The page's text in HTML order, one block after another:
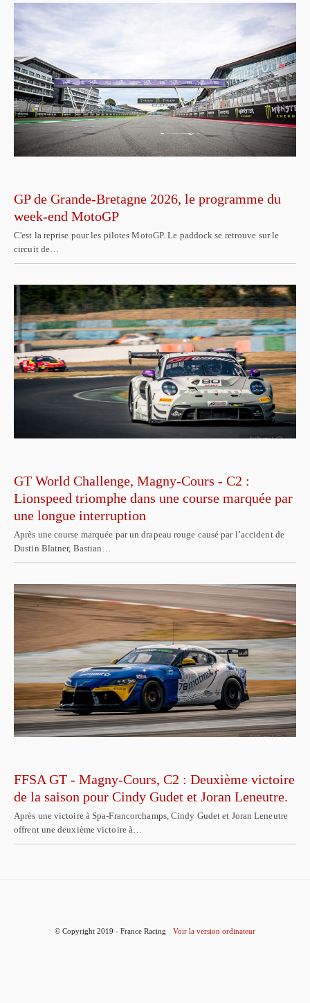
GP de Grande-Bretagne 2026, le programme du
week-end MotoGP
C'est la reprise pour les pilotes MotoGP. Le paddock se retrouve sur le
circuit de…
GT World Challenge, Magny-Cours - C2 :
Lionspeed triomphe dans une course marquée par
une longue interruption
Après une course marquée par un drapeau rouge causé par l’accident de
Dustin Blatner, Bastian…
FFSA GT - Magny-Cours, C2 : Deuxième victoire
de la saison pour Cindy Gudet et Joran Leneutre.
Après une victoire à Spa-Francorchamps, Cindy Gudet et Joran Leneutre
offrent une deuxième victoire à…
© Copyright 2019 - France Racing Voir la version ordinateur